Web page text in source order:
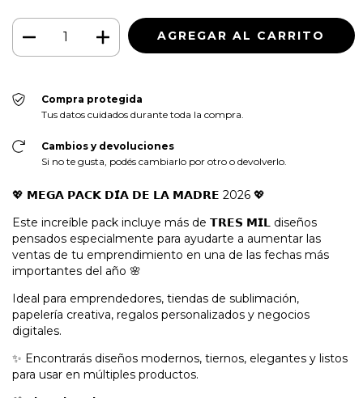
Compra protegida
Tus datos cuidados durante toda la compra.
Cambios y devoluciones
Si no te gusta, podés cambiarlo por otro o devolverlo.
💖 𝗠𝗘𝗚𝗔 𝗣𝗔𝗖𝗞 𝗗𝗜́𝗔 𝗗𝗘 𝗟𝗔 𝗠𝗔𝗗𝗥𝗘 2026 💖
Este increíble pack incluye más de 𝗧𝗥𝗘𝗦 𝗠𝗜𝗟 diseños
pensados especialmente para ayudarte a aumentar las
ventas de tu emprendimiento en una de las fechas más
importantes del año 🌸
Ideal para emprendedores, tiendas de sublimación,
papelería creativa, regalos personalizados y negocios
digitales.
✨ Encontrarás diseños modernos, tiernos, elegantes y listos
para usar en múltiples productos.